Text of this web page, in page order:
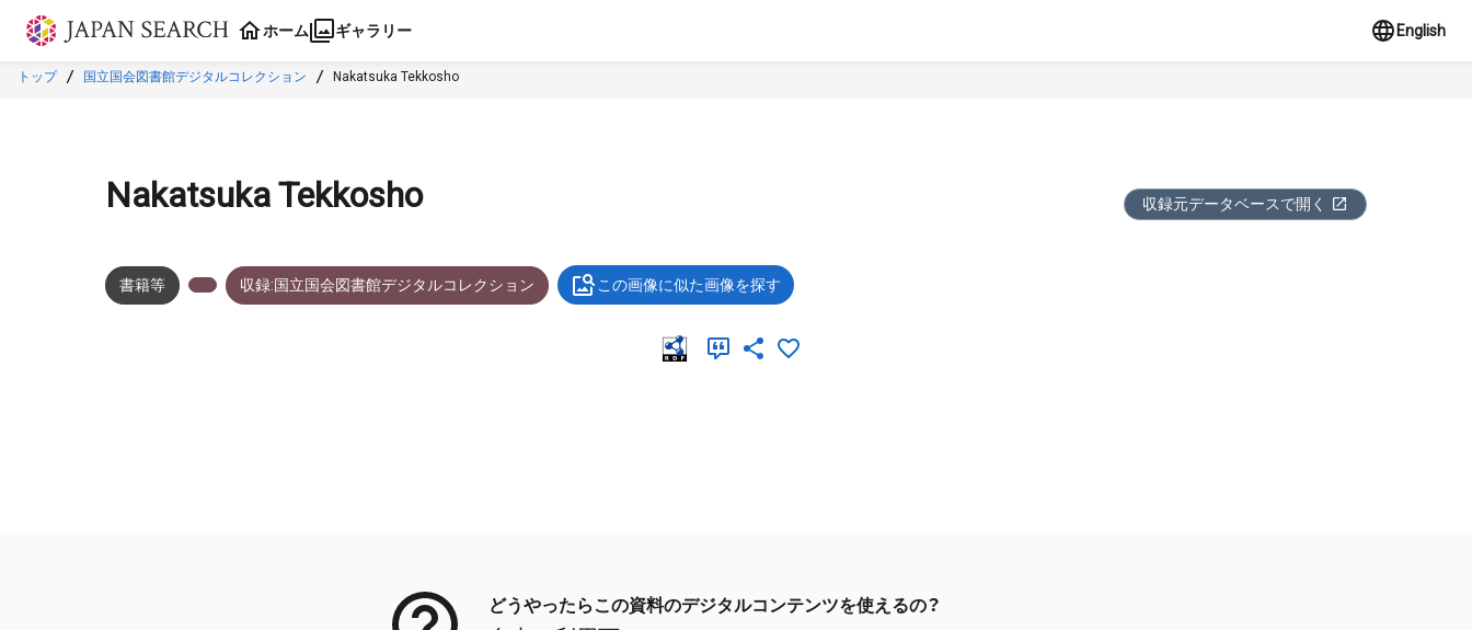
本文に飛ぶ
ホーム ギャラリー English
トップ 国立国会図書館デジタルコレクション Nakatsuka Tekkosho
Nakatsuka Tekkosho 収録元データベースで開く
書籍等 収録:国立国会図書館デジタルコレクション この画像に似た画像を探す
どうやったらこの資料のデジタルコンテンツを使えるの？